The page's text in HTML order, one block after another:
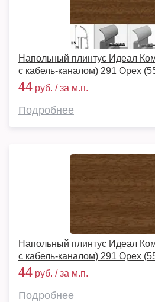
Напольный плинтус Идеал
с кабель-каналом) 291 Орех
44 руб. / за м.п.
Подробнее
Напольный плинтус Идеал
с кабель-каналом) 291 Орех
44 руб. / за м.п.
Подробнее